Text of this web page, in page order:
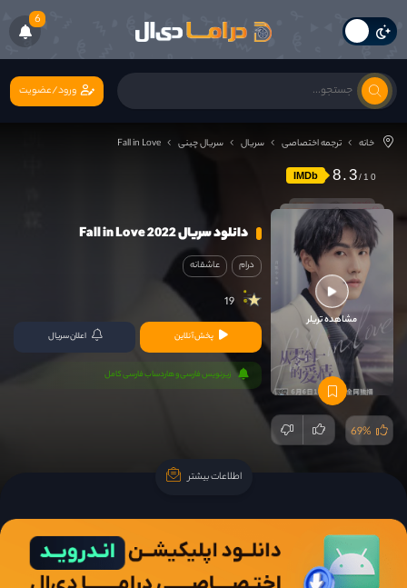
6
ورود/عضویت
خانه ترجمه اختصاصی سریال سریال چینی Fall in Love
IMDb 8.3
مشاهده تریلر
69%
دانلود سریال Fall in Love 2022
درام عاشقانه
19
پخش آنلاین اعلان سریال
زیرنویس فارسی و هاردساب فارسی کامل
اطلاعات بیشتر